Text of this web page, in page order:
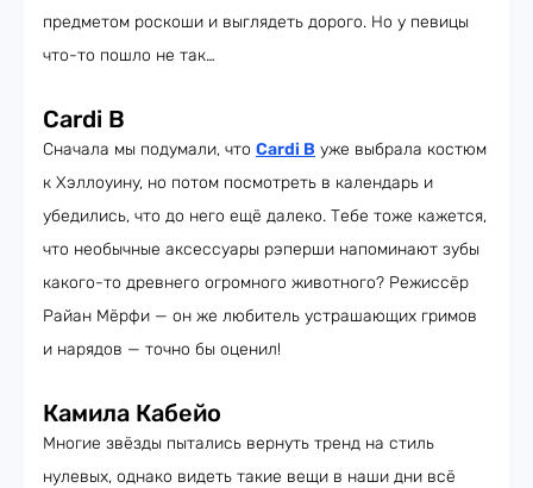
предметом роскоши и выглядеть дорого. Но у певицы
что-то пошло не так…
Cardi B
Сначала мы подумали, что Cardi B уже выбрала костюм
к Хэллоуину, но потом посмотреть в календарь и
убедились, что до него ещё далеко. Тебе тоже кажется,
что необычные аксессуары рэперши напоминают зубы
какого-то древнего огромного животного? Режиссёр
Райан Мёрфи — он же любитель устрашающих гримов
и нарядов — точно бы оценил!
Камила Кабейо
Многие звёзды пытались вернуть тренд на стиль
нулевых, однако видеть такие вещи в наши дни всё